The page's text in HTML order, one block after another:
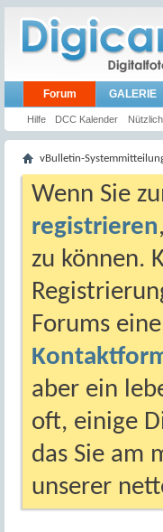
Forum
Hilfe DCC Kalender
GALERIE
vBulletin-
Wenn Sie
registrieren
zu können.
Forums
aber ein
oft, einige
das Sie am
unserer